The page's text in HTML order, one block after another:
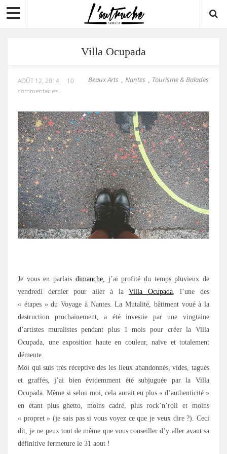
Villa Ocupada
Beaux Arts , Nantes , Tourisme & Balades
AOÛT 12, 2014
10
commentaires
Je vous en parlais dimanche, j’ai profité du temps pluvieux de
vendredi dernier pour aller à laVilla Ocupada, l’une des
« étapes » du Voyage à Nantes. La Mutalité, bâtiment voué à la
destruction prochainement, a été investie par une vingtaine
d’artistes muralistes pendant plus 1 mois pour créer la Villa
Ocupada, une exposition haute en couleur, naïve et totalement
démente.
Moi qui suis très réceptive des les lieux abandonnés, vides, tagués
et graffés, j’ai bien évidemment été subjuguée par la Villa
Ocupada. Même si selon moi, cela aurait eu plus « d’authenticité »
en étant plus ghetto, moins cadré, plus rock’n’roll et moins
« propret » (je sais pas si vous voyez ce que je veux dire ?). Ceci
dit, je ne peux tout de même que vous conseiller d’y aller avant sa
définitive fermeture le 31 aout !